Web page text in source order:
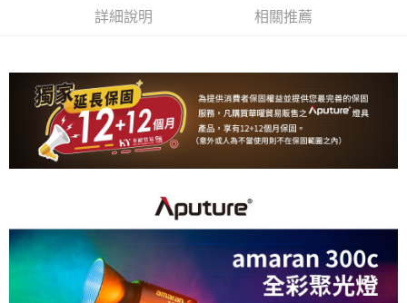
【關於「AFTEE先享後付」】
AFTEE先享後付是「在收到商品之後才付款」的支付方式。 讓您購物簡單
便利好安心！
１．簡單：不需註冊會員、不需綁卡、不需儲值。
２．便利：只要手機號碼，簡訊認證，即可結帳。
３．安心：先確認商品／服務後，再付款。
【「AFTEE先享後付」結帳流程】
１．於結帳方式選擇「AFTEE先享後付」後，將跳轉至「AFTEE先享後付」
結帳頁面，進行簡訊認證並確認金額後，即可完成結帳。
２．訂單成立數日內，您將收到繳費通知簡訊。
３．收到繳費通知簡訊後14天內，點擊此簡訊中的連結，可透過四大超商／
ATM／網路銀行／等多元方式進行付款，方視為交易完成。
※ 請注意：結帳手續完成當下不需立刻繳費，但若您需要取消訂單，請聯絡
ATM付款
運送方式
宅配
每筆NT$75，滿NT$399(含以上)免運費
付款後門市自取
免運費
詳細說明 相關推薦